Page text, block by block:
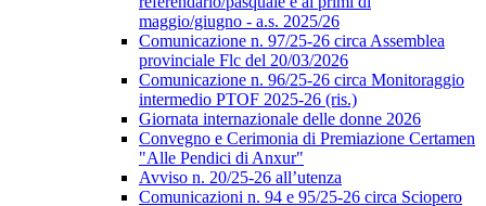
maggio/giugno - a.s. 2025/26
Comunicazione n. 97/25-26 circa Assemblea
provinciale Flc del 20/03/2026
Comunicazione n. 96/25-26 circa Monitoraggio
intermedio PTOF 2025-26 (ris.)
Giornata internazionale delle donne 2026
Convegno e Cerimonia di Premiazione Certamen
"Alle Pendici di Anxur"
Avviso n. 20/25-26 all’utenza
Comunicazioni n. 94 e 95/25-26 circa Sciopero